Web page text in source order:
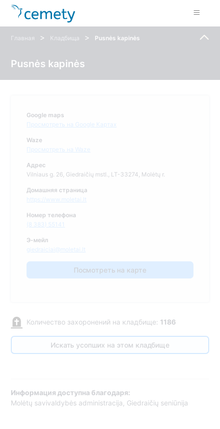
Главная > Кладбища > Pusnės kapinės
Pusnės kapinės
Google maps
Просмотреть на Google Картах
Waze
Просмотреть на Waze
Адрес
Vilniaus g. 26, Giedraičių mstl., LT-33274, Molėtų r.
Домашняя страница
https://www.moletai.lt
Номер телефона
(8 383) 55141
Э-мейл
giedraiciai@moletai.lt
Посмотреть на карте
Количество захоронений на кладбище: 1186
Искать усопших на этом кладбище
Информация доступна благодаря:
Molėtų savivaldybės administracija, Giedraičių seniūnija